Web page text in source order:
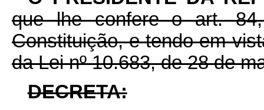
que lhe confere o art.
Constituição, e tendo em
da Lei nº 10.683, de 28 de
DECRETA: